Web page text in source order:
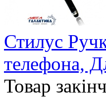
Стилус
телефона,
Товар